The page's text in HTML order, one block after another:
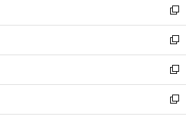
く
で
開
く
ド
ウ
で
開
く
ィ
ン
ド
ウ
で
開
く
い
ウ
ィ
ン
ド
ウ
で
開
新
し
い
ウ
ィ
ン
ド
ウ
新
し
い
ウ
ィ
ン
新
し
い
ウ
新
し